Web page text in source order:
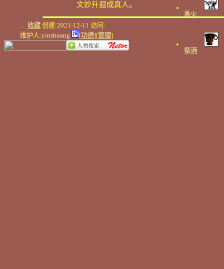
香火
祭酒
文妙升遐成真人。
收藏 创建:2021-12-11 访问:
维护人:yinshuang [功德][管理]